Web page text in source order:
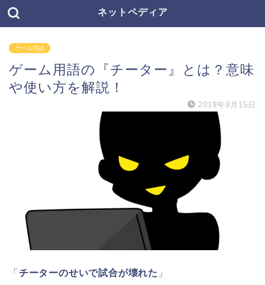
ネットペディア
ゲーム用語
ゲーム用語の『チーター』とは？意味
や使い方を解説！
2019年9月15日
「 チーターのせいで試合が壊れた 」